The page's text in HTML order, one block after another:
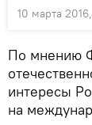
10 марта
По мнению
интересы
на